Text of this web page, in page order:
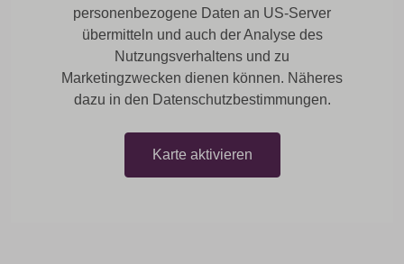
personenbezogene Daten an US-Server
übermitteln und auch der Analyse des
Nutzungsverhaltens und zu
Marketingzwecken dienen können. Näheres
dazu in den Datenschutzbestimmungen.
Karte aktivieren